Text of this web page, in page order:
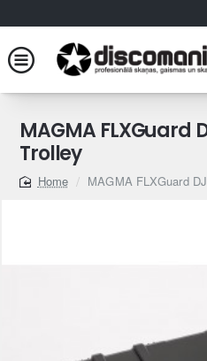
MAGMA FLXGuard
Trolley
home
MAGMA FLXGuard